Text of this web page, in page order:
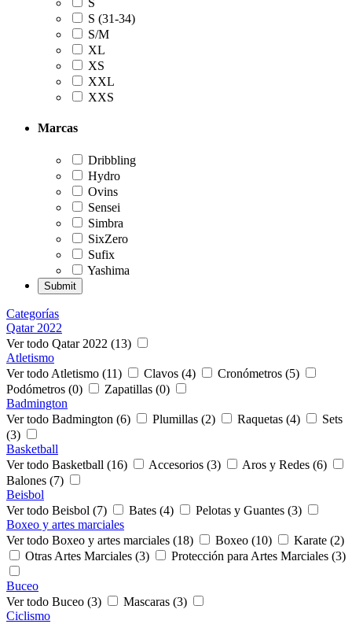
S (31-34)
S/M
XL
XS
XXL
XXS
Marcas
Dribbling
Hydro
Ovins
Sensei
Simbra
SixZero
Sufix
Yashima
Categorías
Qatar 2022
Ver todo Qatar 2022 (13)
Atletismo
Ver todo Atletismo (11)
Clavos (4)
Cronómetros (5)
Podómetros (0)
Zapatillas (0)
Badmington
Ver todo Badmington (6)
Plumillas (2) Raquetas (4)
Sets
(3)
Basketball
Ver todo Basketball (16)
Accesorios (3)
Aros y Redes (6)
Balones (7)
Beisbol
Ver todo Beisbol (7)
Bates (4)
Pelotas y Guantes (3)
Boxeo y artes marciales
Ver todo Boxeo y artes marciales (18)
Boxeo (10)
Karate (2)
Otras Artes Marciales (3)
Protección para Artes Marciales (3)
Buceo
Ver todo Buceo (3)
Mascaras (3)
Ciclismo